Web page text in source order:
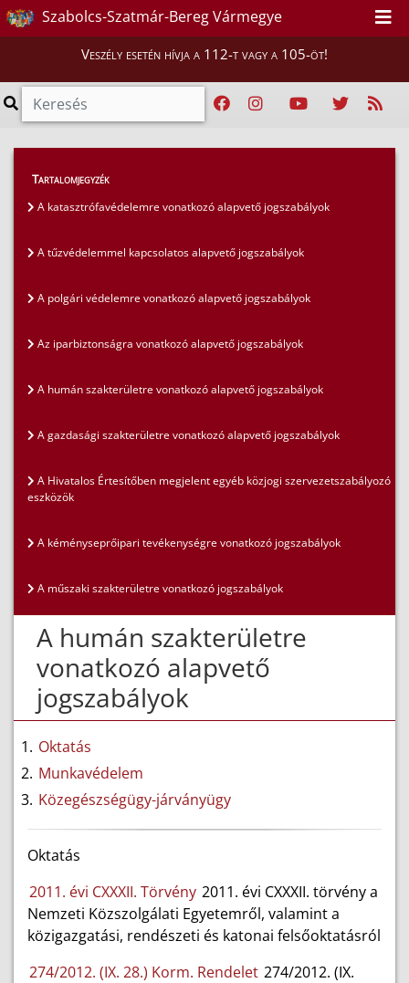
Szabolcs-Szatmár-Bereg Vármegye
Veszély esetén hívja a 112-t vagy a 105-öt!
Szakmai tájékoztatók
A humán szakterületre vonatkozó alapvető
Tartalomjegyzék
A katasztrófavédelemre vonatkozó alapvető jogszabályok
A tűzvédelemmel kapcsolatos alapvető jogszabályok
A polgári védelemre vonatkozó alapvető jogszabályok
Az iparbiztonságra vonatkozó alapvető jogszabályok
A humán szakterületre vonatkozó alapvető jogszabályok
A gazdasági szakterületre vonatkozó alapvető jogszabályok
A Hivatalos Értesítőben megjelent egyéb közjogi szervezetszabályozó
eszközök
A kéményseprőipari tevékenységre vonatkozó jogszabályok
A műszaki szakterületre vonatkozó jogszabályok
A humán szakterületre
vonatkozó alapvető
jogszabályok
Oktatás
Munkavédelem
Közegészségügy-járványügy
Oktatás
2011. évi CXXXII. Törvény 2011. évi CXXXII. törvény a
Nemzeti Közszolgálati Egyetemről, valamint a
közigazgatási, rendészeti és katonai felsőoktatásról
274/2012. (IX. 28.) Korm. Rendelet 274/2012. (IX.